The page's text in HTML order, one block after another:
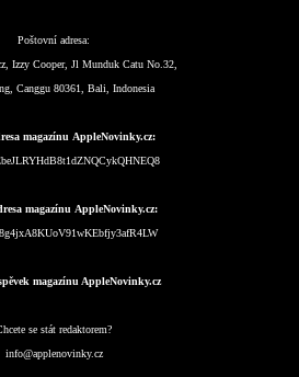
Poštovní adresa:
Izzy Cooper, Jl Munduk Catu No.32,
Canggu 80361, Bali, Indonesia
magazínu AppleNovinky.cz:
magazínu AppleNovinky.cz:
magazínu AppleNovinky.cz
se stát redaktorem?
info@applenovinky.cz